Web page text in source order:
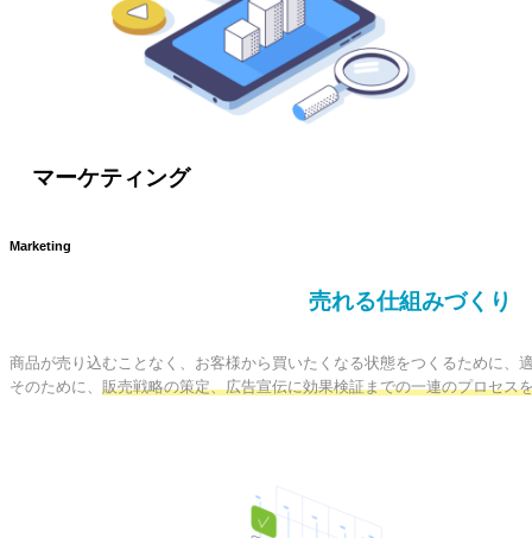
マーケティング
Marketing
売れる仕組みづくり
商品が売り込むことなく、お客様から買いたくなる状態をつくるために
そのために、 販売戦略の策定、広告宣伝に効果検証までの一連のプロセス